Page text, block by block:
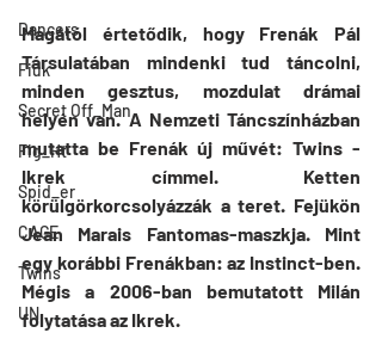
Dancers
Fiúk
Secret Off_Man
Fig_Ht
Spid_er
CAGE
Twins
UN
Magától értetődik, hogy Frenák Pál
Társulatában mindenki tud táncolni,
minden gesztus, mozdulat drámai
helyén van. A Nemzeti Táncszínházban
mutatta be Frenák új művét: Twins -
Ikrek címmel. Ketten
körülgörkorcsolyázzák a teret. Fejükön
Jean Marais Fantomas-maszkja. Mint
egy korábbi Frenákban: az Instinct-ben.
Mégis a 2006-ban bemutatott Milán
folytatása az Ikrek.